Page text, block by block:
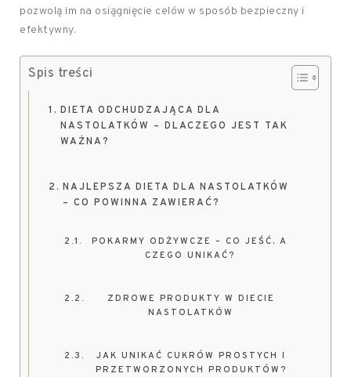
pozwolą im na osiągnięcie celów w sposób bezpieczny i
efektywny.
Spis treści
DIETA ODCHUDZAJĄCA DLA
NASTOLATKÓW – DLACZEGO JEST TAK
WAŻNA?
NAJLEPSZA DIETA DLA NASTOLATKÓW
– CO POWINNA ZAWIERAĆ?
POKARMY ODŻYWCZE – CO JEŚĆ, A
CZEGO UNIKAĆ?
ZDROWE PRODUKTY W DIECIE
NASTOLATKÓW
JAK UNIKAĆ CUKRÓW PROSTYCH I
PRZETWORZONYCH PRODUKTÓW?